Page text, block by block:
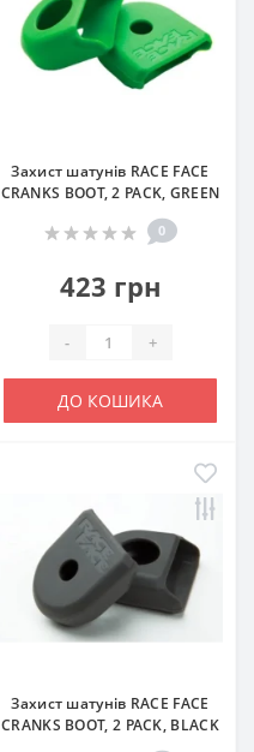
Захист шатунів RACE FACE
CRANKS BOOT, 2 PACK, GREEN
0
423 грн
- +
ДО КОШИКА
Захист шатунів RACE FACE
CRANKS BOOT, 2 PACK, BLACK